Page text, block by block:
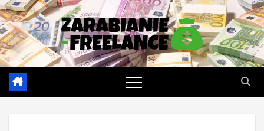
Skip
to
content